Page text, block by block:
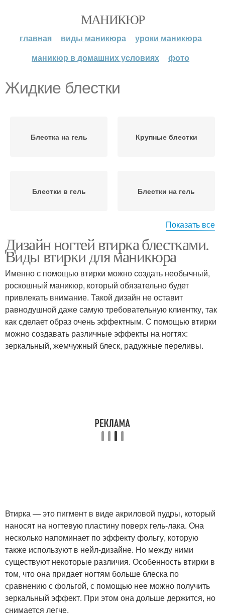
МАНИКЮР
главная виды маникюра
уроки маникюра
маникюр в домашних условиях
фото
Жидкие блестки
Блестка на гель Крупные блестки
Блестки в гель Блестки на гель
Блестка для ногтей Блестки для гель-лака
Показать все
Дизайн ногтей втирка блестками.
Виды втирки для маникюра
Именно с помощью втирки можно создать необычный,
роскошный маникюр, который обязательно будет
привлекать внимание. Такой дизайн не оставит
равнодушной даже самую требовательную клиентку, так
как сделает образ очень эффектным. С помощью втирки
можно создавать различные эффекты на ногтях:
зеркальный, жемчужный блеск, радужные переливы.
Втирка — это пигмент в виде акриловой пудры, который
наносят на ногтевую пластину поверх гель-лака. Она
несколько напоминает по эффекту фольгу, которую
также используют в нейл-дизайне. Но между ними
существуют некоторые различия. Особенность втирки в
том, что она придает ногтям больше блеска по
сравнению с фольгой, с помощью нее можно получить
зеркальный эффект. При этом она дольше держится, но
снимается легче.